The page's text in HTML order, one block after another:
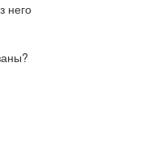
него